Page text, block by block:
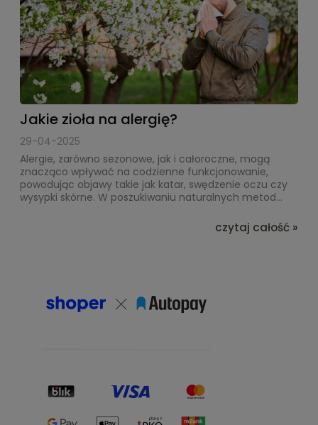
Jakie zioła na alergię?
29-04-2025
Alergie, zarówno sezonowe, jak i całoroczne, mogą
znacząco wpływać na codzienne funkcjonowanie,
powodując objawy takie jak katar, swędzenie oczu czy
wysypki skórne. W poszukiwaniu naturalnych metod...
czytaj całość »